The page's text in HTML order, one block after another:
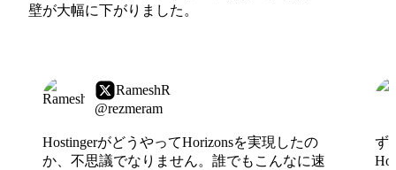
壁が大幅に下がりました。
RameshR
@rezmeram
HostingerがどうやってHorizonsを実現したの
か、不思議でなりません。誰でもこんなに速
ず